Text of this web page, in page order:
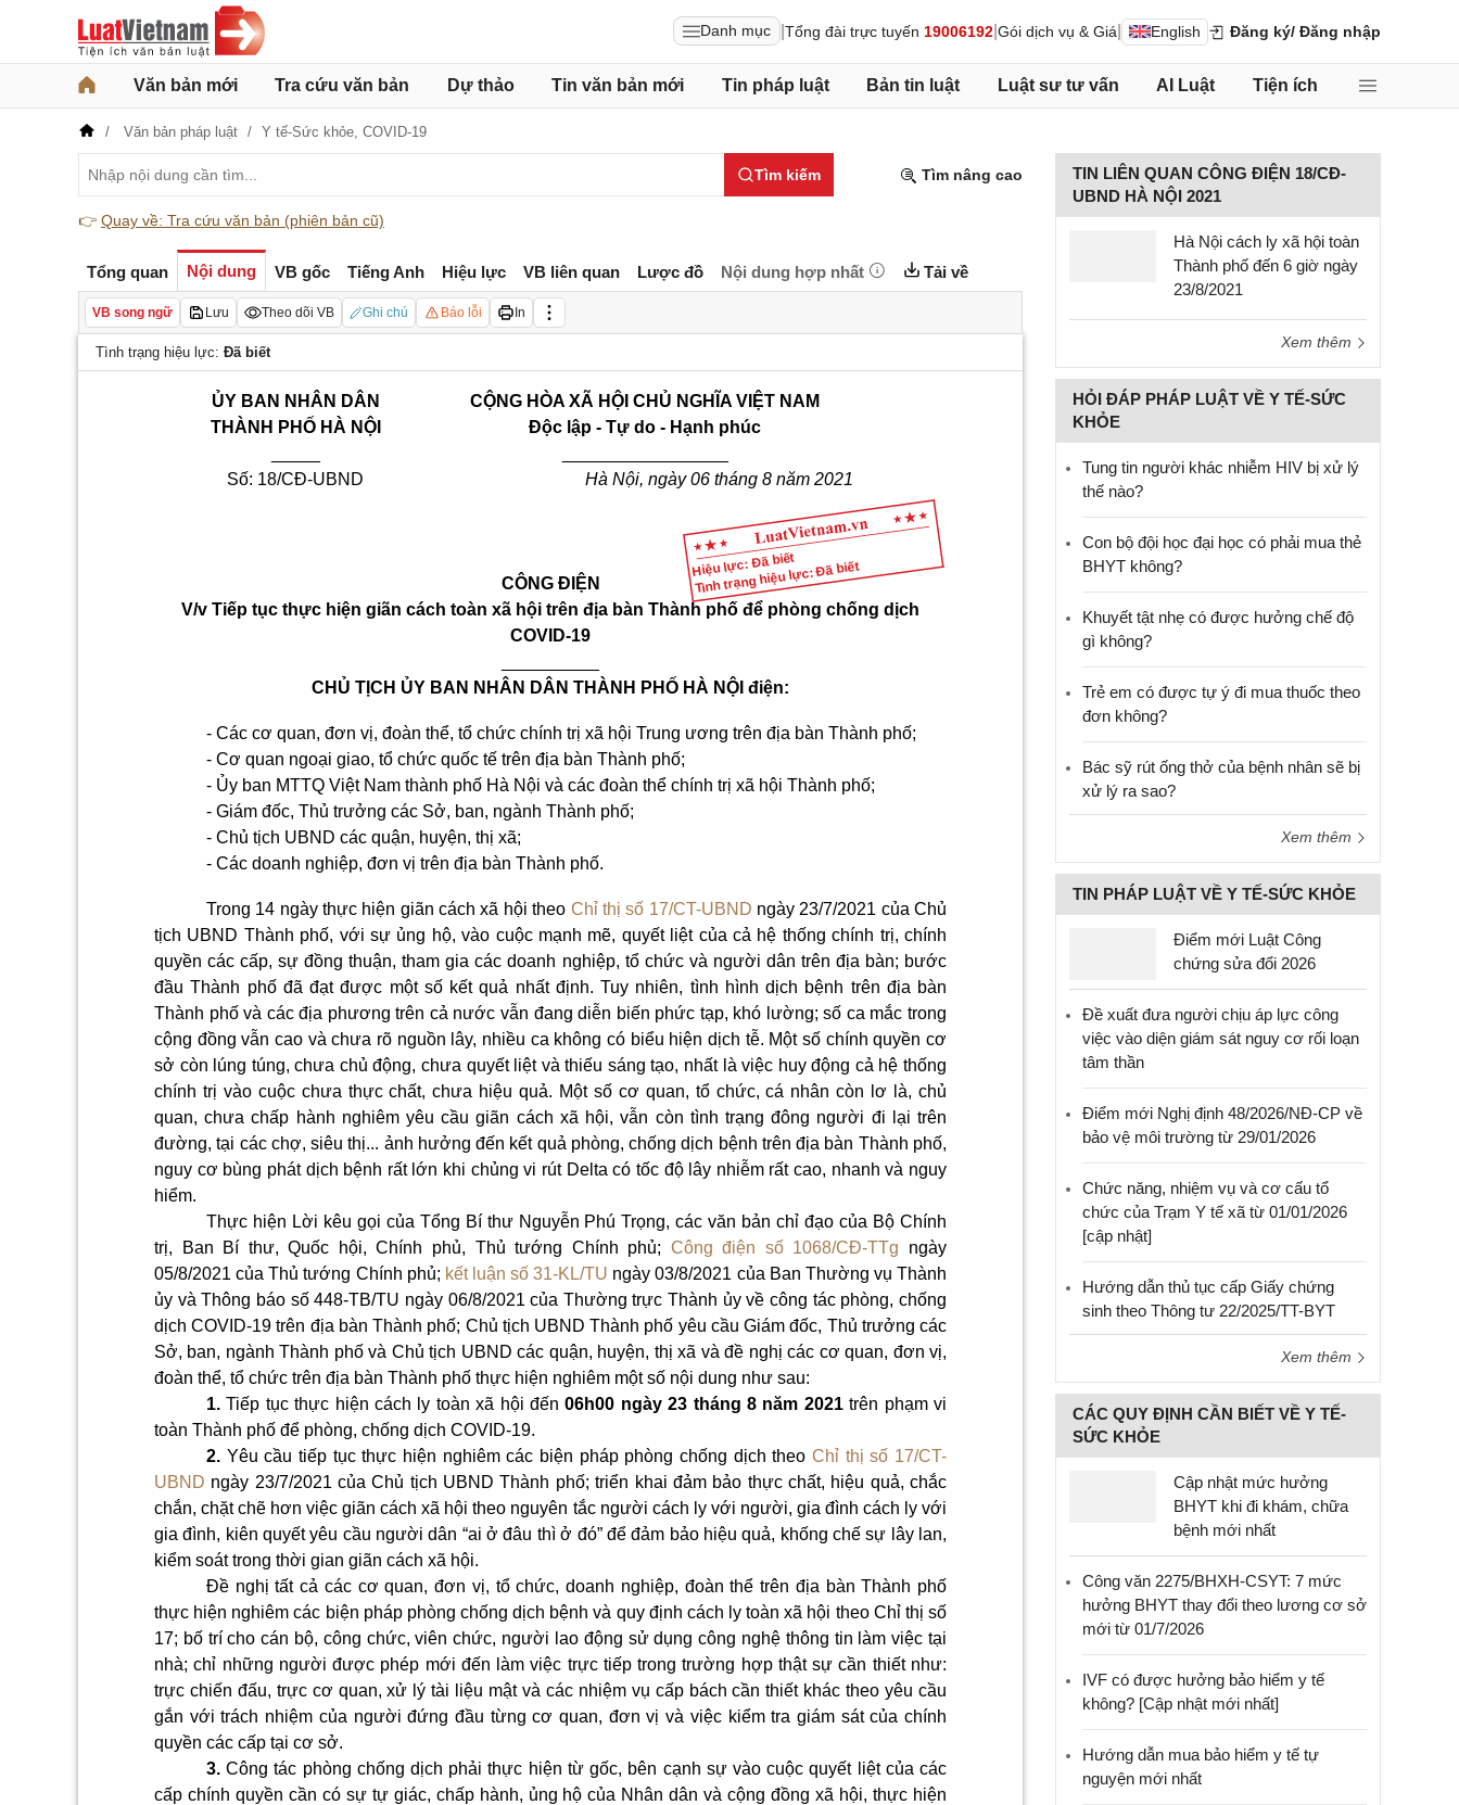
Danh mục Tổng đài trực tuyến 19006192 Gói dịch vụ & Giá English Đăng ký/ Đăng nhập
Văn bản mới Tra cứu văn bản Dự thảo Tin văn bản mới Tin pháp luật Bản tin luật Luật sư tư vấn AI Luật Tiện ích
Văn bản pháp luật Y tế-Sức khỏe, COVID-19
Tìm kiếm Tìm nâng cao
👉 Quay về: Tra cứu văn bản (phiên bản cũ)
Tổng quan Nội dung VB gốc Tiếng Anh Hiệu lực VB liên quan Lược đồ Nội dung hợp nhất Tải về
VB song ngữ Lưu Theo dõi VB Ghi chú Báo lỗi In
Tình trạng hiệu lực: Đã biết
Hiệu lực: Đã biết
Tình trạng hiệu lực: Đã biết
ỦY BAN NHÂN DÂN
THÀNH PHỐ HÀ NỘI
Số: 18/CĐ-UBND
CỘNG HÒA XÃ HỘI CHỦ NGHĨA VIỆT NAM
Độc lập - Tự do - Hạnh phúc
Hà Nội, ngày 06 tháng 8 năm 2021
CÔNG ĐIỆN
V/v Tiếp tục thực hiện giãn cách toàn xã hội trên địa bàn Thành phố để phòng chống dịch
COVID-19
CHỦ TỊCH ỦY BAN NHÂN DÂN THÀNH PHỐ HÀ NỘI điện:
- Các cơ quan, đơn vị, đoàn thể, tổ chức chính trị xã hội Trung ương trên địa bàn Thành phố;
- Cơ quan ngoại giao, tổ chức quốc tế trên địa bàn Thành phố;
- Ủy ban MTTQ Việt Nam thành phố Hà Nội và các đoàn thể chính trị xã hội Thành phố;
- Giám đốc, Thủ trưởng các Sở, ban, ngành Thành phố;
- Chủ tịch UBND các quận, huyện, thị xã;
- Các doanh nghiệp, đơn vị trên địa bàn Thành phố.
Trong 14 ngày thực hiện giãn cách xã hội theo Chỉ thị số 17/CT-UBND ngày 23/7/2021 của Chủ
tịch UBND Thành phố, với sự ủng hộ, vào cuộc mạnh mẽ, quyết liệt của cả hệ thống chính trị, chính
quyền các cấp, sự đồng thuận, tham gia các doanh nghiệp, tổ chức và người dân trên địa bàn; bước
đầu Thành phố đã đạt được một số kết quả nhất định. Tuy nhiên, tình hình dịch bệnh trên địa bàn
Thành phố và các địa phương trên cả nước vẫn đang diễn biến phức tạp, khó lường; số ca mắc trong
cộng đồng vẫn cao và chưa rõ nguồn lây, nhiều ca không có biểu hiện dịch tễ. Một số chính quyền cơ
sở còn lúng túng, chưa chủ động, chưa quyết liệt và thiếu sáng tạo, nhất là việc huy động cả hệ thống
chính trị vào cuộc chưa thực chất, chưa hiệu quả. Một số cơ quan, tổ chức, cá nhân còn lơ là, chủ
quan, chưa chấp hành nghiêm yêu cầu giãn cách xã hội, vẫn còn tình trạng đông người đi lại trên
đường, tại các chợ, siêu thị... ảnh hưởng đến kết quả phòng, chống dịch bệnh trên địa bàn Thành phố,
nguy cơ bùng phát dịch bệnh rất lớn khi chủng vi rút Delta có tốc độ lây nhiễm rất cao, nhanh và nguy
hiểm.
Thực hiện Lời kêu gọi của Tổng Bí thư Nguyễn Phú Trọng, các văn bản chỉ đạo của Bộ Chính
trị, Ban Bí thư, Quốc hội, Chính phủ, Thủ tướng Chính phủ; Công điện số 1068/CĐ-TTg ngày
05/8/2021 của Thủ tướng Chính phủ; kết luận số 31-KL/TU ngày 03/8/2021 của Ban Thường vụ Thành
ủy và Thông báo số 448-TB/TU ngày 06/8/2021 của Thường trực Thành ủy về công tác phòng, chống
dịch COVID-19 trên địa bàn Thành phố; Chủ tịch UBND Thành phố yêu cầu Giám đốc, Thủ trưởng các
Sở, ban, ngành Thành phố và Chủ tịch UBND các quận, huyện, thị xã và đề nghị các cơ quan, đơn vị,
đoàn thể, tổ chức trên địa bàn Thành phố thực hiện nghiêm một số nội dung như sau:
1. Tiếp tục thực hiện cách ly toàn xã hội đến06h00 ngày 23 tháng 8 năm 2021trên phạm vi
toàn Thành phố để phòng, chống dịch COVID-19.
2. Yêu cầu tiếp tục thực hiện nghiêm các biện pháp phòng chống dịch theo Chỉ thị số 17/CT-
UBND ngày 23/7/2021 của Chủ tịch UBND Thành phố; triển khai đảm bảo thực chất, hiệu quả, chắc
chắn, chặt chẽ hơn việc giãn cách xã hội theo nguyên tắc người cách ly với người, gia đình cách ly với
gia đình, kiên quyết yêu cầu người dân “ai ở đâu thì ở đó” để đảm bảo hiệu quả, khống chế sự lây lan,
kiểm soát trong thời gian giãn cách xã hội.
Đề nghị tất cả các cơ quan, đơn vị, tổ chức, doanh nghiệp, đoàn thể trên địa bàn Thành phố
thực hiện nghiêm các biện pháp phòng chống dịch bệnh và quy định cách ly toàn xã hội theo Chỉ thị số
17; bố trí cho cán bộ, công chức, viên chức, người lao động sử dụng công nghệ thông tin làm việc tại
nhà; chỉ những người được phép mới đến làm việc trực tiếp trong trường hợp thật sự cần thiết như:
trực chiến đấu, trực cơ quan, xử lý tài liệu mật và các nhiệm vụ cấp bách cần thiết khác theo yêu cầu
gắn với trách nhiệm của người đứng đầu từng cơ quan, đơn vị và việc kiểm tra giám sát của chính
quyền các cấp tại cơ sở.
3. Công tác phòng chống dịch phải thực hiện từ gốc, bên cạnh sự vào cuộc quyết liệt của các
cấp chính quyền cần có sự tự giác, chấp hành, ủng hộ của Nhân dân và cộng đồng xã hội, thực hiện
TIN LIÊN QUAN CÔNG ĐIỆN 18/CĐ-
UBND HÀ NỘI 2021
Hà Nội cách ly xã hội toàn
Thành phố đến 6 giờ ngày
23/8/2021
Xem thêm
HỎI ĐÁP PHÁP LUẬT VỀ Y TẾ-SỨC
KHỎE
Tung tin người khác nhiễm HIV bị xử lý
thế nào?
Con bộ đội học đại học có phải mua thẻ
BHYT không?
Khuyết tật nhẹ có được hưởng chế độ
gì không?
Trẻ em có được tự ý đi mua thuốc theo
đơn không?
Bác sỹ rút ống thở của bệnh nhân sẽ bị
xử lý ra sao?
Xem thêm
TIN PHÁP LUẬT VỀ Y TẾ-SỨC KHỎE
Điểm mới Luật Công
chứng sửa đổi 2026
Đề xuất đưa người chịu áp lực công
việc vào diện giám sát nguy cơ rối loạn
tâm thần
Điểm mới Nghị định 48/2026/NĐ-CP về
bảo vệ môi trường từ 29/01/2026
Chức năng, nhiệm vụ và cơ cấu tổ
chức của Trạm Y tế xã từ 01/01/2026
[cập nhật]
Hướng dẫn thủ tục cấp Giấy chứng
sinh theo Thông tư 22/2025/TT-BYT
Xem thêm
CÁC QUY ĐỊNH CẦN BIẾT VỀ Y TẾ-
SỨC KHỎE
Cập nhật mức hưởng
BHYT khi đi khám, chữa
bệnh mới nhất
Công văn 2275/BHXH-CSYT: 7 mức
hưởng BHYT thay đổi theo lương cơ sở
mới từ 01/7/2026
IVF có được hưởng bảo hiểm y tế
không? [Cập nhật mới nhất]
Hướng dẫn mua bảo hiểm y tế tự
nguyện mới nhất